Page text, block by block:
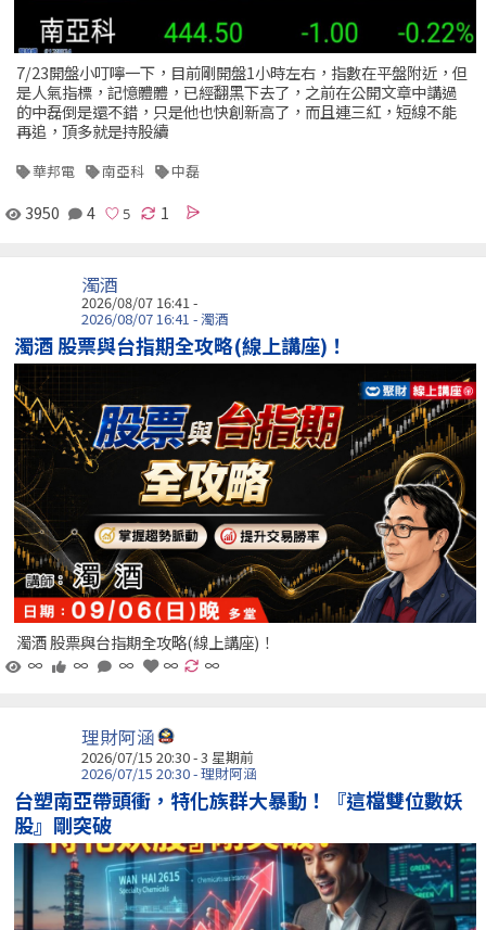
7/23開盤小叮嚀一下，目前剛開盤1小時左右，指數在平盤附近，但
是人氣指標，記憶體體，已經翻黑下去了，之前在公開文章中講過
的中磊倒是還不錯，只是他也快創新高了，而且連三紅，短線不能
再追，頂多就是持股續
華邦電 南亞科 中磊
3950 4 1
濁酒
2026/08/07 16:41 -
2026/08/07 16:41 - 濁酒
濁酒 股票與台指期全攻略(線上講座)！
濁酒 股票與台指期全攻略(線上講座)！
∞
∞ ∞ ∞ ∞
理財阿涵
2026/07/15 20:30 - 3 星期前
2026/07/15 20:30 - 理財阿涵
台塑南亞帶頭衝，特化族群大暴動！『這檔雙位數妖
股』剛突破